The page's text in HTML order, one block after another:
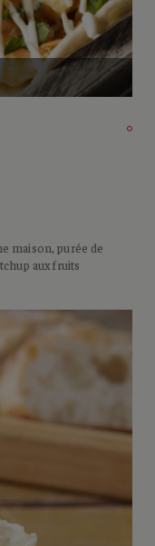
maison, purée de
aux fruits